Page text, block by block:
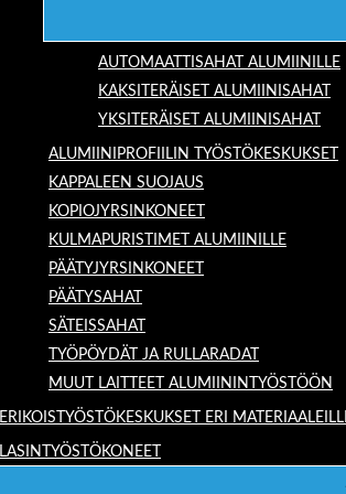
AUTOMAATTISAHAT ALUMIINILLE
KAKSITERÄISET ALUMIINISAHAT
YKSITERÄISET ALUMIINISAHAT
ALUMIINIPROFIILIN TYÖSTÖKESKUKSET
KAPPALEEN SUOJAUS
KOPIOJYRSINKONEET
KULMAPURISTIMET ALUMIINILLE
PÄÄTYJYRSINKONEET
PÄÄTYSAHAT
SÄTEISSAHAT
TYÖPÖYDÄT JA RULLARADAT
MUUT LAITTEET ALUMIININTYÖSTÖÖN
ERIKOISTYÖSTÖKESKUKSET ERI
LASINTYÖSTÖKONEET